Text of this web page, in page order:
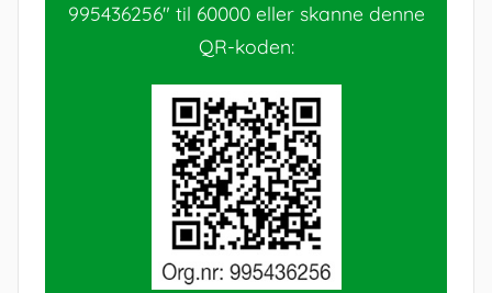
995436256" til 60000 eller skanne denne
QR-koden: